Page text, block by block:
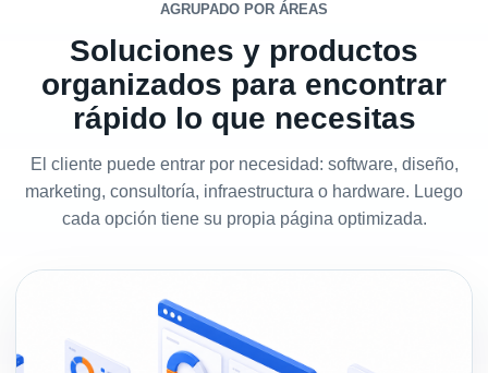
AGRUPADO POR ÁREAS
Soluciones y productos
organizados para encontrar
rápido lo que necesitas
El cliente puede entrar por necesidad: software, diseño,
marketing, consultoría, infraestructura o hardware. Luego
cada opción tiene su propia página optimizada.